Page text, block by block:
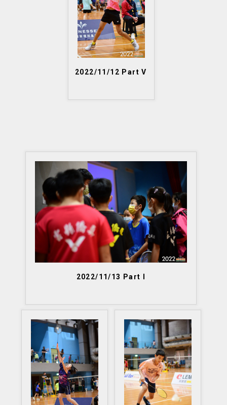
2022/11/12 Part V
2022/11/13 Part I